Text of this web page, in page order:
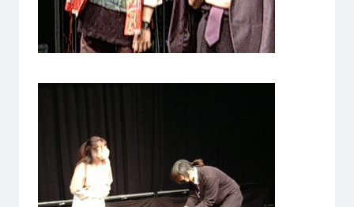
建学の精神・学院長挨拶
教育方針
沿革（学院の歴史）
アクセス
ジ
WEBエントリー・WEB出願
東京工学院専門学校
コンサート・イベント科
建築学科